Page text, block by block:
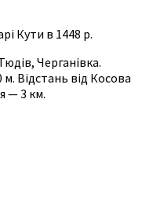
Кути в 1448 р.
Черганівка.
Відстань від Косова
— 3 км.